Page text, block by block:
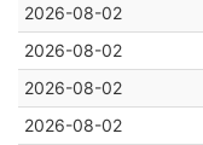
2026-08-02
2026-08-02
2026-08-02
2026-08-02